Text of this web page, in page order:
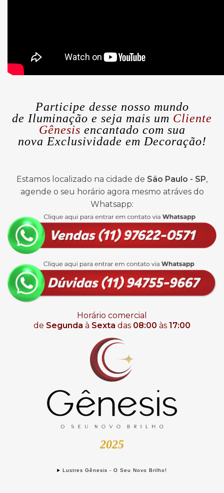
Participe desse nosso mundo
de Iluminação e seja mais um Cliente
Gênesis encantado com sua
nova Exclusividade em Decoração!
Estamos localizado na cidade de São Paulo - SP,
agende o seu horário agora mesmo atráves do
Whatsapp:
Horário comercial
de Segunda à Sexta das 08:00 às 17:00
2025
Lustres Gênesis - O Seu Novo Brilho!